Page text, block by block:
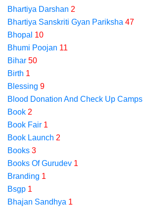
Bhartiya Darshan 2
Bhartiya Sanskriti Gyan Pariksha 47
Bhopal 10
Bhumi Poojan 11
Bihar 50
Birth 1
Blessing 9
Blood Donation And Check Up Camps
Book 2
Book Fair 1
Book Launch 2
Books 3
Books Of Gurudev 1
Branding 1
Bsgp 1
Bhajan Sandhya 1